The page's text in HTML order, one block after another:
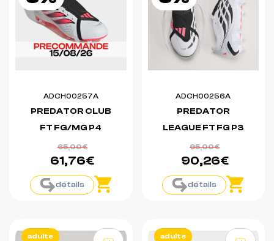
ADCH00257A
PREDATOR CLUB
FT FG/MG P4
65,00€
61,76€
détails
ADCH00256A
PREDATOR
LEAGUE FT FG P3
95,00€
90,26€
détails
adulte adulte